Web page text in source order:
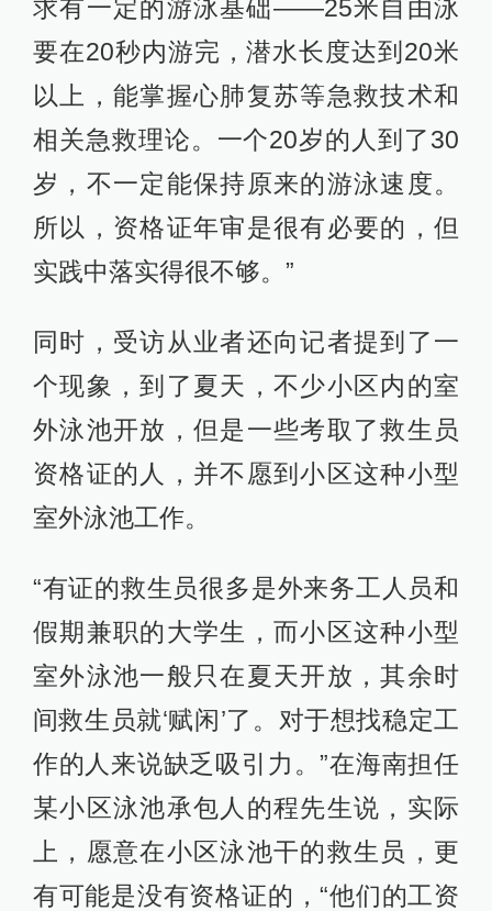
求有一定的游泳基础——25米自由泳
要在20秒内游完，潜水长度达到20米
以上，能掌握心肺复苏等急救技术和
相关急救理论。一个20岁的人到了30
岁，不一定能保持原来的游泳速度。
所以，资格证年审是很有必要的，但
实践中落实得很不够。”
同时，受访从业者还向记者提到了一
个现象，到了夏天，不少小区内的室
外泳池开放，但是一些考取了救生员
资格证的人，并不愿到小区这种小型
室外泳池工作。
“有证的救生员很多是外来务工人员和
假期兼职的大学生，而小区这种小型
室外泳池一般只在夏天开放，其余时
间救生员就‘赋闲’了。对于想找稳定工
作的人来说缺乏吸引力。”在海南担任
某小区泳池承包人的程先生说，实际
上，愿意在小区泳池干的救生员，更
有可能是没有资格证的，“他们的工资